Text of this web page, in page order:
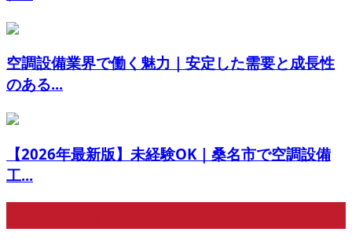
空調設備業界で働く魅力｜安定した需要と成長性
のある...
【2026年最新版】未経験OK｜桑名市で空調設備
工...